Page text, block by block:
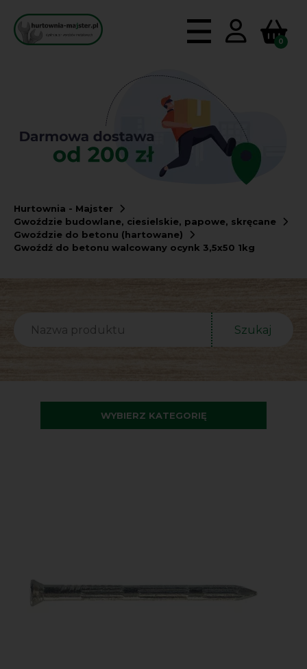
0
Hurtownia - Majster
Gwoździe budowlane, ciesielskie, papowe, skręcane
Gwoździe do betonu (hartowane)
Gwoźdź do betonu walcowany ocynk 3,5x50 1kg
WYBIERZ KATEGORIĘ
Szukaj